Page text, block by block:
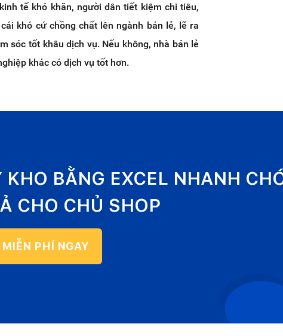
tế khó khăn, người dân tiết kiệm chi tiêu,
khó cứ chồng chất lên ngành bán lẻ, lẽ ra
sóc tốt khâu dịch vụ. Nếu không, nhà bán lẻ
khác có dịch vụ tốt hơn.
BẰNG EXCEL NHANH
CHO CHỦ SHOP
PHÍ NGAY